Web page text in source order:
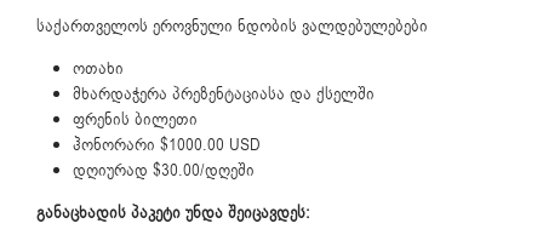
საქართველოს ეროვნული ნდობის ვალდებულებები
ოთახი
მხარდაჭერა პრეზენტაციასა და ქსელში
ფრენის ბილეთი
ჰონორარი $1000.00 USD
დღიურად $30.00/დღეში
განაცხადის პაკეტი უნდა შეიცავდეს: